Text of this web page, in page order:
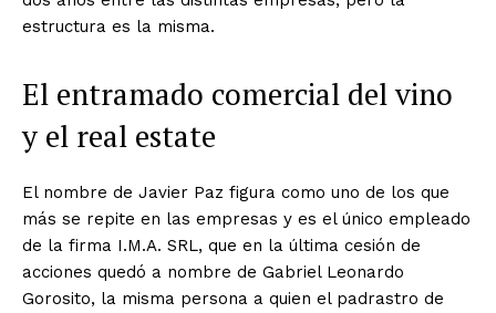
estructura es la misma.
El entramado comercial del vino
y el real estate
El nombre de Javier Paz figura como uno de los que
más se repite en las empresas y es el único empleado
de la firma I.M.A. SRL, que en la última cesión de
acciones quedó a nombre de Gabriel Leonardo
Gorosito, la misma persona a quien el padrastro de